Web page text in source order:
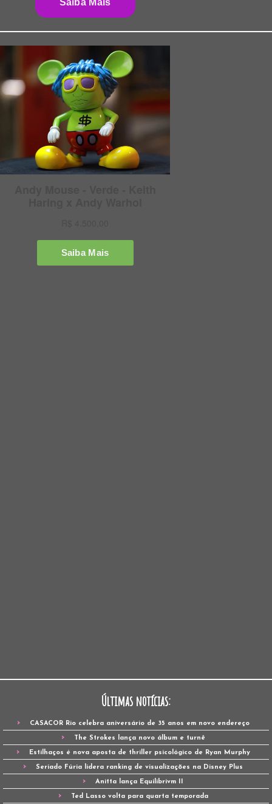
Últimas notícias:
CASACOR Rio celebra aniversário de 35 anos em novo endereço
The Strokes lança novo álbum e turnê
Estilhaços é nova aposta de thriller psicológico de Ryan Murphy
Seriado Fúria lidera ranking de visualizações na Disney Plus
Anitta lança Equilibrivm II
Ted Lasso volta para quarta temporada